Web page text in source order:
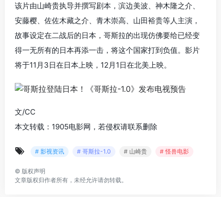
该片由山崎贵执导并撰写剧本，滨边美波、神木隆之介、
安藤樱、佐佐木藏之介、青木崇高、山田裕贵等人主演，
故事设定在二战后的日本，哥斯拉的出现仿佛要给已经变
得一无所有的日本再添一击，将这个国家打到负值。影片
将于11月3日在日本上映，12月1日在北美上映。
文/CC
本文转载：1905电影网，若侵权请联系删除
# 影视资讯 # 哥斯拉-1.0 # 山崎贵 # 怪兽电影
© 版权声明
文章版权归作者所有，未经允许请勿转载。